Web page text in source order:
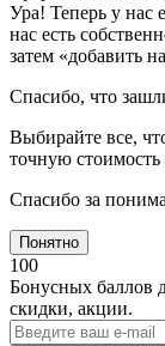
Ура! Теперь у нас
нас есть
затем «добавить
Спасибо, что
Выбирайте все,
точную стоимость
Спасибо за
Понятно
100
Бонусных баллов
скидки, акции.